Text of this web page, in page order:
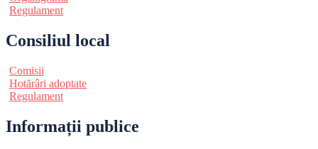
Regulament
Consiliul local
Comisii
Hotărâri adoptate
Regulament
Informații publice